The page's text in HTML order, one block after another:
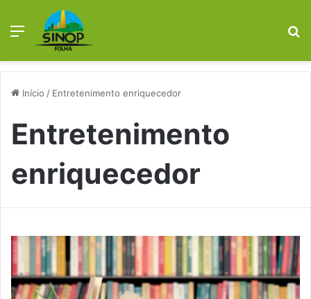
Menu
Início / Entretenimento enriquecedor
Entretenimento
enriquecedor